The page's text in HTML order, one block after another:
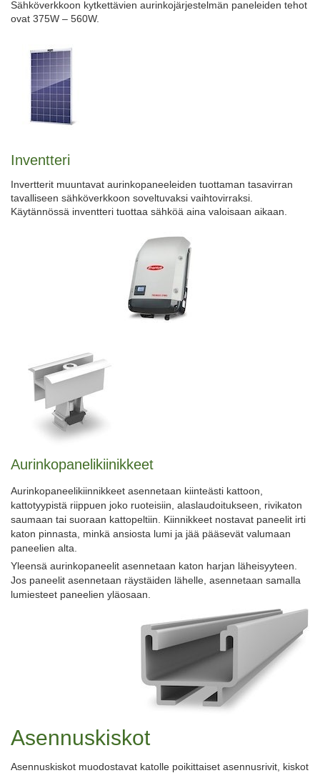
Sähköverkkoon kytkettävien aurinkojärjestelmän paneleiden tehot
ovat 375W – 560W.
Inventteri
Invertterit muuntavat aurinkopaneeleiden tuottaman tasavirran
tavalliseen sähköverkkoon soveltuvaksi vaihtovirraksi.
Käytännössä inventteri tuottaa sähköä aina valoisaan aikaan.
Aurinkopanelikiinikkeet
Aurinkopaneelikiinnikkeet asennetaan kiinteästi kattoon,
kattotyypistä riippuen joko ruoteisiin, alaslaudoitukseen, rivikaton
saumaan tai suoraan kattopeltiin. Kiinnikkeet nostavat paneelit irti
katon pinnasta, minkä ansiosta lumi ja jää pääsevät valumaan
paneelien alta.
Yleensä aurinkopaneelit asennetaan katon harjan läheisyyteen.
Jos paneelit asennetaan räystäiden lähelle, asennetaan samalla
lumiesteet paneelien yläosaan.
Asennuskiskot
Asennuskiskot muodostavat katolle poikittaiset asennusrivit, kiskot